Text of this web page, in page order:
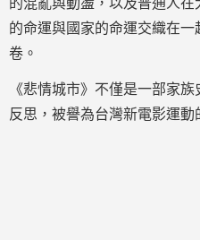
的混亂與動盪，以及普通人
的命運與國家的命運交織在
卷。
《悲情城市》不僅是一部家
反思，被譽為台灣新電影運動